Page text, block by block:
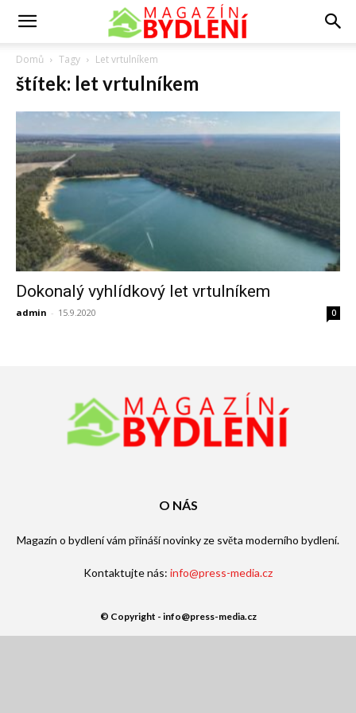
Domů Tagy Let vrtulníkem
štítek: let vrtulníkem
Dokonalý vyhlídkový let vrtulníkem
admin - 15.9.2020 0
O NÁS
Magazín o bydlení vám přináší novinky ze světa moderního bydlení.
Kontaktujte nás: info@press-media.cz
© Copyright - info@press-media.cz